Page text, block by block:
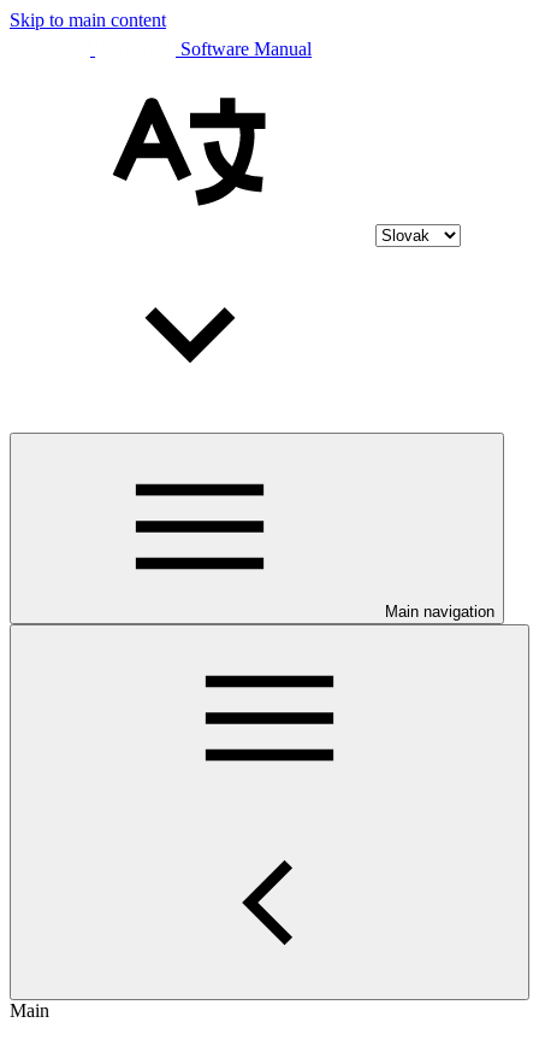
Skip to main content
Software Manual
Main navigation
Main